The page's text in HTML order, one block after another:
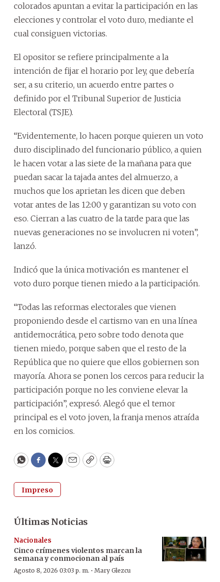
colorados apuntan a evitar la participación en las
elecciones y controlar el voto duro, mediante el
cual consiguen victorias.
El opositor se refiere principalmente a la
intención de fijar el horario por ley, que debería
ser, a su criterio, un acuerdo entre partes o
definido por el Tribunal Superior de Justicia
Electoral (TSJE).
“Evidentemente, lo hacen porque quieren un voto
duro disciplinado del funcionario público, a quien
le hacen votar a las siete de la mañana para que
puedan sacar la tajada antes del almuerzo, a
muchos que los aprietan les dicen que deben
votar antes de las 12:00 y garantizan su voto con
eso. Cierran a las cuatro de la tarde para que las
nuevas generaciones no se involucren ni voten”,
lanzó.
Indicó que la única motivación es mantener el
voto duro porque tienen miedo a la participación.
“Todas las reformas electorales que vienen
proponiendo desde el cartismo van en una línea
antidemocrática, pero sobre todo denota que
tienen miedo, porque saben que el resto de la
República que no quiere que ellos gobiernen son
mayoría. Ahora se ponen los cercos para reducir la
participación porque no les conviene elevar la
participación”, expresó. Alegó que el temor
principal es el voto joven, la franja menos atraída
en los comicios.
WhatsApp
Facebook
Twitter
EmailCopyPrint
Impreso
Últimas Noticias
Nacionales
Cinco crímenes violentos marcan la
semana y conmocionan al país
Agosto 8, 2026 03:03 p. m. · Mary Glezcu